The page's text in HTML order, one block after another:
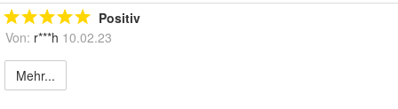
Positiv
Von: r***h 10.02.23
Mehr...